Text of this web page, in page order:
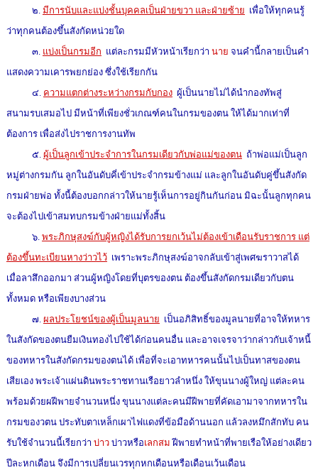
๒. มีการนับและแบ่งชั้นบุคคลเป็นฝ่ายขวา และฝ่ายซ้าย เพื่อให้ทุกคนรู้
ว่าทุกคนต้องขึ้นสังกัดหน่วยใด
๓. แบ่งเป็นกรมอีก แต่ละกรมมีหัวหน้าเรียกว่า นาย จนคำนี้กลายเป็นคำ
แสดงความเคารพยกย่อง ซึ่งใช้เรียกกัน
๔. ความแตกต่างระหว่างกรมกับกองผู้เป็นนายไม่ได้นำกองทัพสู่
สนามรบเสมอไป มีหน้าที่เพียงชั่วเกณฑ์คนในกรมของตน ให้ได้มากเท่าที่
ต้องการ เพื่อส่งไปราชการงานทัพ
๕. ผู้เป็นลูกเข้าประจำการในกรมเดียวกับพ่อแม่ของตนถ้าพ่อแม่เป็นลูก
หมู่ต่างกรมกัน ลูกในอันดับคี่เข้าประจำกรมข้างแม่ และลูกในอันดับคู่ขึ้นสังกัด
กรมฝ่ายพ่อ ทั้งนี้ต้องบอกกล่าวให้นายรู้เห็นการอยู่กินกันก่อน มิฉะนั้นลูกทุกคน
จะต้องไปเข้าสมทบกรมข้างฝ่ายแม่ทั้งสิ้น
๖. พระภิกษุสงฆ์กับผู้หญิงได้รับการยกเว้นไม่ต้องเข้าเดือนรับราชการ แต่
ต้องขึ้นทะเบียนหางว่าวไว้เพราะพระภิกษุสงฆ์อาจกลับเข้าสู่เพศฆราวาสได้
เมื่อลาสึกออกมา ส่วนผู้หญิงโดยที่บุตรของตน ต้องขึ้นสังกัดกรมเดียวกับตน
ทั้งหมด หรือเพียงบางส่วน
๗. ผลประโยชน์ของผู้เป็นมูลนาย เป็นอภิสิทธิ์ของมูลนายที่อาจให้ทหาร
ในสังกัดของตนยืมเงินทองไปใช้ได้ก่อนคนอื่น และอาจเจรจาว่ากล่าวกับเจ้าหนี้
ของทหารในสังกัดกรมของตนได้ เพื่อที่จะเอาทหารคนนั้นไปเป็นทาสของตน
เสียเอง พระเจ้าแผ่นดินพระราชทานเรือยาวลำหนึ่ง ให้ขุนนางผู้ใหญ่ แต่ละคน
พร้อมด้วยผฝีพายจำนวนหนึ่ง ขุนนางแต่ละคนมีฝีพายที่คัดเอามาจากทหารใน
กรมของวตน ประทับตาเหล็กเผาไฟแดงที่ข้อมือด้านนอก แล้วลงหมึกสักทับ คน
รับใช้จำนวนนี้เรียกว่า บ่าวบ่าวหรือเลกสม ฝีพายทำหน้าที่พายเรือให้อย่างเดียว
ปีละหกเดือน จึงมีการเปลี่ยนเวรทุกหกเดือนหรือเดือนเว้นเดือน